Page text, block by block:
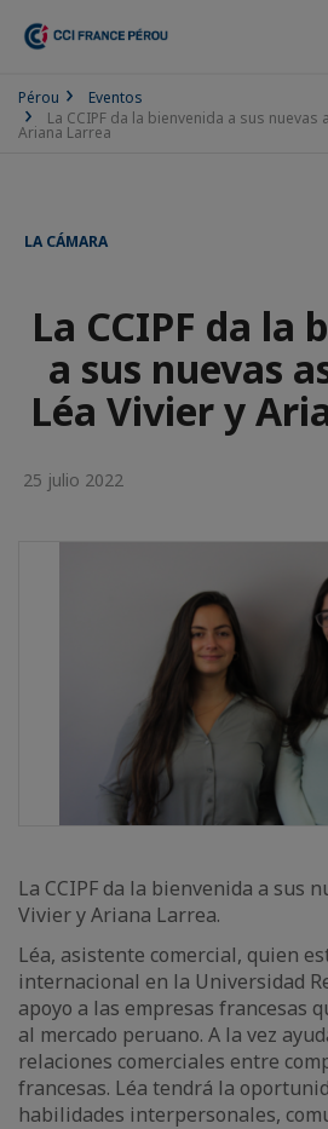
Pérou
Eventos
La CCIPF da la bienvenida a sus nuevas
Ariana Larrea
LA CÁMARA
La CCIPF da la
a sus nuevas
Léa Vivier y
25 julio 2022
La CCIPF da la bienvenida a sus
Vivier y Ariana Larrea.
Léa, asistente comercial, quien
internacional en la Universidad
apoyo a las empresas francesas
al mercado peruano. A la vez
relaciones comerciales entre
francesas. Léa tendrá la
habilidades interpersonales,